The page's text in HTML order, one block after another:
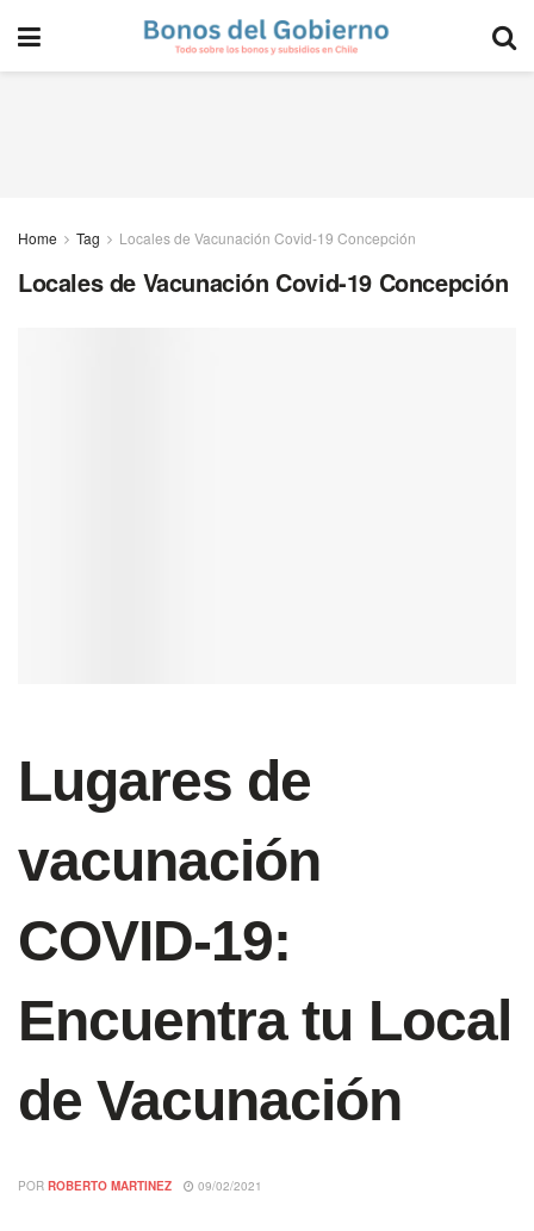
Home Tag Locales de Vacunación Covid-19 Concepción
Locales de Vacunación Covid-19 Concepción
Lugares de
vacunación
COVID-19:
Encuentra tu Local
de Vacunación
POR ROBERTO MARTINEZ 09/02/2021